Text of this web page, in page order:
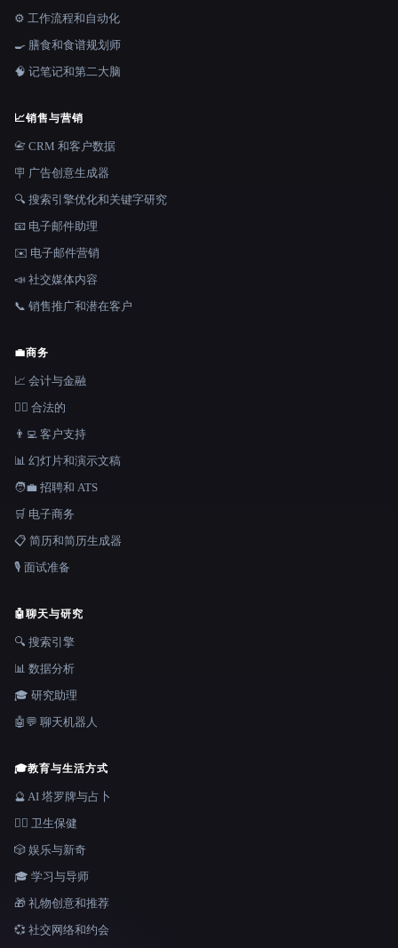
⚙️ 工作流程和自动化
🍳 膳食和食谱规划师
🧠 记笔记和第二大脑
📈销售与营销
📇 CRM 和客户数据
🪧 广告创意生成器
🔍 搜索引擎优化和关键字研究
📧 电子邮件助理
✉️ 电子邮件营销
📣 社交媒体内容
📞 销售推广和潜在客户
💼商务
📈 会计与金融
👩‍⚖️ 合法的
👨‍💻 客户支持
📊 幻灯片和演示文稿
🧑‍💼 招聘和 ATS
🛒 电子商务
📋 简历和简历生成器
🎙️ 面试准备
🤖聊天与研究
🔍 搜索引擎
📊 数据分析
🎓 研究助理
🤖💬 聊天机器人
🎓教育与生活方式
🔮 AI 塔罗牌与占卜
👩‍⚕️ 卫生保健
🎲 娱乐与新奇
🎓 学习与导师
🎁 礼物创意和推荐
💞 社交网络和约会